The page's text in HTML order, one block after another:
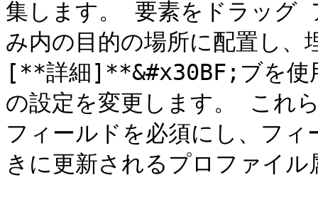
集します。 要素をドラッグ
み内の目的の場所に配置し
[**詳細]**&#x30BF;ブを使
の設定を変更します。 これ
フィールドを必須にし、フ
きに更新されるプロファイ